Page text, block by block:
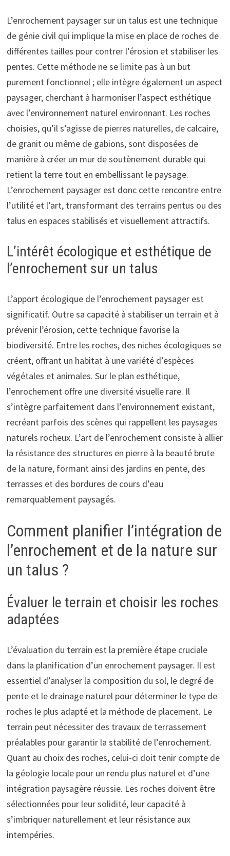
L’enrochement paysager sur un talus est une technique
de génie civil qui implique la mise en place de roches de
différentes tailles pour contrer l’érosion et stabiliser les
pentes. Cette méthode ne se limite pas à un but
purement fonctionnel ; elle intègre également un aspect
paysager, cherchant à harmoniser l’aspect esthétique
avec l’environnement naturel environnant. Les roches
choisies, qu’il s’agisse de pierres naturelles, de calcaire,
de granit ou même de gabions, sont disposées de
manière à créer un mur de soutènement durable qui
retient la terre tout en embellissant le paysage.
L’enrochement paysager est donc cette rencontre entre
l’utilité et l’art, transformant des terrains pentus ou des
talus en espaces stabilisés et visuellement attractifs.
L’intérêt écologique et esthétique de
l’enrochement sur un talus
L’apport écologique de l’enrochement paysager est
significatif. Outre sa capacité à stabiliser un terrain et à
prévenir l’érosion, cette technique favorise la
biodiversité. Entre les roches, des niches écologiques se
créent, offrant un habitat à une variété d’espèces
végétales et animales. Sur le plan esthétique,
l’enrochement offre une diversité visuelle rare. Il
s’intègre parfaitement dans l’environnement existant,
recréant parfois des scènes qui rappellent les paysages
naturels rocheux. L’art de l’enrochement consiste à allier
la résistance des structures en pierre à la beauté brute
de la nature, formant ainsi des jardins en pente, des
terrasses et des bordures de cours d’eau
remarquablement paysagés.
Comment planifier l’intégration de
l’enrochement et de la nature sur
un talus ?
Évaluer le terrain et choisir les roches
adaptées
L’évaluation du terrain est la première étape cruciale
dans la planification d’un enrochement paysager. Il est
essentiel d’analyser la composition du sol, le degré de
pente et le drainage naturel pour déterminer le type de
roches le plus adapté et la méthode de placement. Le
terrain peut nécessiter des travaux de terrassement
préalables pour garantir la stabilité de l’enrochement.
Quant au choix des roches, celui-ci doit tenir compte de
la géologie locale pour un rendu plus naturel et d’une
intégration paysagère réussie. Les roches doivent être
sélectionnées pour leur solidité, leur capacité à
s’imbriquer naturellement et leur résistance aux
intempéries.